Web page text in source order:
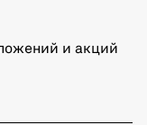
и акций